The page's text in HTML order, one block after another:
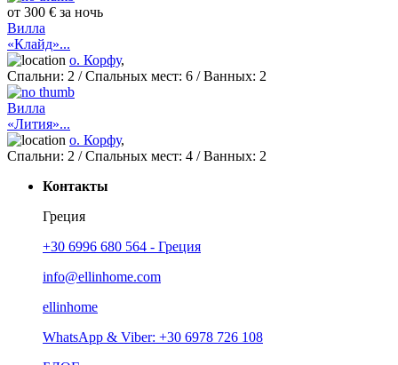
от 300 € за ночь
Вилла
«Клайд»...
о. Корфу,
Спальни: 2 / Спальных мест: 6 /Ванных: 2
Вилла
«Лития»...
о. Корфу,
Спальни: 2 / Спальных мест: 4 /Ванных: 2
Контакты
Греция
+30 6996 680 564 - Греция
info@ellinhome.com
ellinhome
WhatsApp & Viber: +30 6978 726 108